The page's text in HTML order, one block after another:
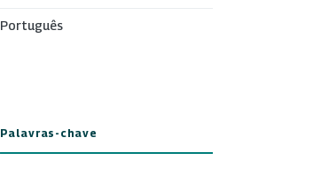
Português
Palavras-chave